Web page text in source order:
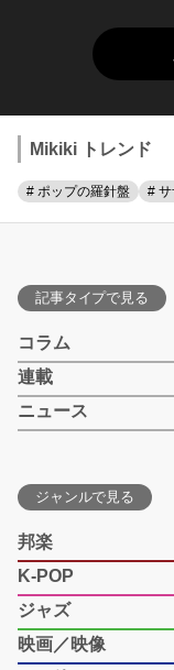
Mikiki トレンド
# ポップの羅針盤 #
記事タイプで見る
コラム
連載
ニュース
ジャンルで見る
邦楽
K-POP
ジャズ
映画／映像